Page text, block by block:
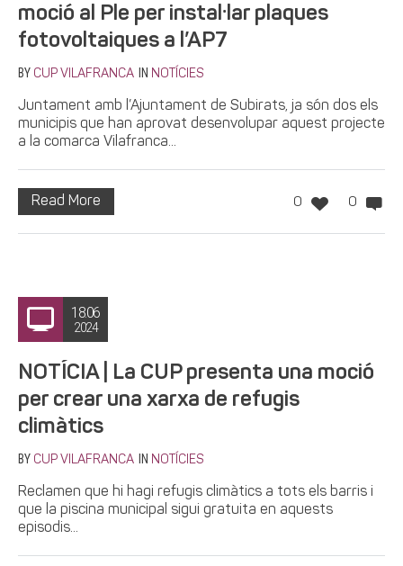
moció al Ple per instal·lar plaques
fotovoltaiques a l’AP7
BY CUP VILAFRANCA IN NOTÍCIES
Juntament amb l’Ajuntament de Subirats, ja són dos els
municipis que han aprovat desenvolupar aquest projecte
a la comarca Vilafranca...
0 0
Read More
18.06
2024
NOTÍCIA | La CUP presenta una moció
per crear una xarxa de refugis
climàtics
BY CUP VILAFRANCA IN NOTÍCIES
Reclamen que hi hagi refugis climàtics a tots els barris i
que la piscina municipal sigui gratuita en aquests
episodis...